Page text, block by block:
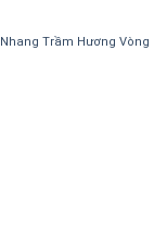
Nhang Trầm Hương Vòng